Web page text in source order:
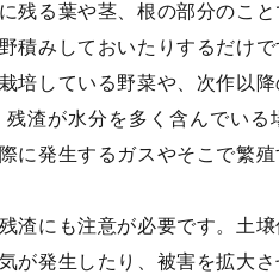
残る葉や茎、根の部分のこ
積みしておいたりするだけ
培している野菜や、次作以
渣が水分を多く含んでいる
に発生するガスやそこで繁
渣にも注意が必要です。土壌
が発生したり、被害を拡大